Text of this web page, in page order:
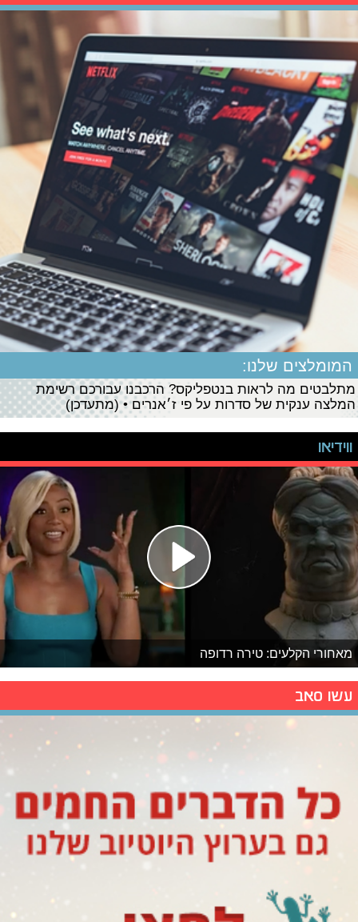
המומלצים שלנו:
מתלבטים מה לראות בנטפליקס? הרכבנו עבורכם רשימת
המלצה ענקית של סדרות על פי ז׳אנרים • (מתעדכן)
ווידיאו
מאחורי הקלעים: טירה רדופה
עשו סאב